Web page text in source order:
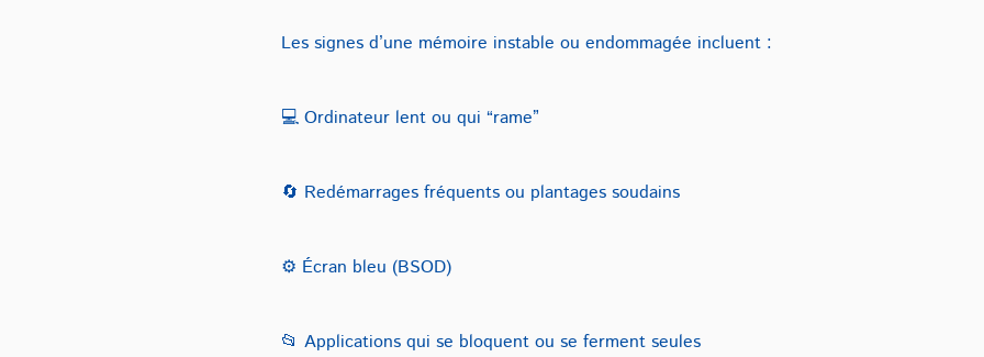
Les signes d’une mémoire instable ou endommagée incluent :
💻 Ordinateur lent ou qui “rame”
🔄 Redémarrages fréquents ou plantages soudains
⚙️ Écran bleu (BSOD)
📂 Applications qui se bloquent ou se ferment seules